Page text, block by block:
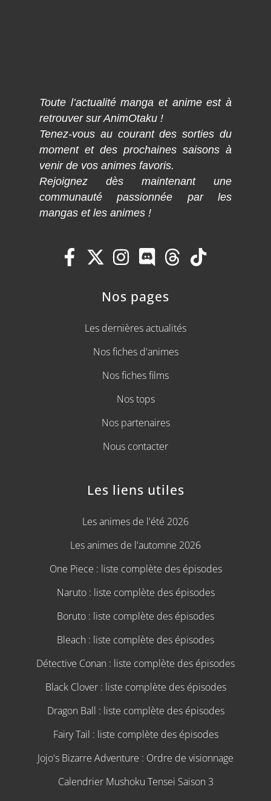
Toute l’actualité manga et anime est à
retrouver sur AnimOtaku !
Tenez-vous au courant des sorties du
moment et des prochaines saisons à
venir de vos animes favoris.
Rejoignez dès maintenant une
communauté passionnée par les
mangas et les animes !
Nos pages
Les dernières actualités
Nos fiches d'animes
Nos fiches films
Nos tops
Nos partenaires
Nous contacter
Les liens utiles
Les animes de l'été 2026
Les animes de l'automne 2026
One Piece : liste complète des épisodes
Naruto : liste complète des épisodes
Boruto : liste complète des épisodes
Bleach : liste complète des épisodes
Détective Conan : liste complète des épisodes
Black Clover : liste complète des épisodes
Dragon Ball : liste complète des épisodes
Fairy Tail : liste complète des épisodes
Jojo's Bizarre Adventure : Ordre de visionnage
Calendrier Mushoku Tensei Saison 3